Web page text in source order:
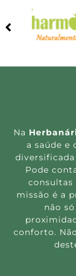
Na
a saúde e
diversificada
Pode
consultas
missão é a
não
conforto.